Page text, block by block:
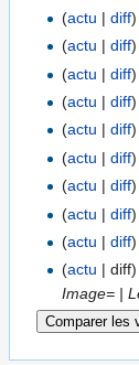
(actu |diff)
(actu |diff)
(actu |diff)
(actu |diff)
(actu |diff)
(actu |diff)
(actu |diff)
(actu |diff)
(actu |diff)
(actu | diff)
Image= |